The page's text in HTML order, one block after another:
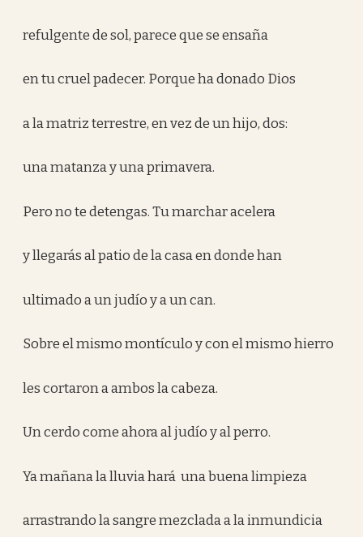
refulgente de sol, parece que se ensaña
en tu cruel padecer. Porque ha donado Dios
a la matriz terrestre, en vez de un hijo, dos:
una matanza y una primavera.
Pero no te detengas. Tu marchar acelera
y llegarás al patio de la casa en donde han
ultimado a un judío y a un can.
Sobre el mismo montículo y con el mismo hierro
les cortaron a ambos la cabeza.
Un cerdo come ahora al judío y al perro.
Ya mañana la lluvia hará una buena limpieza
arrastrando la sangre mezclada a la inmundicia